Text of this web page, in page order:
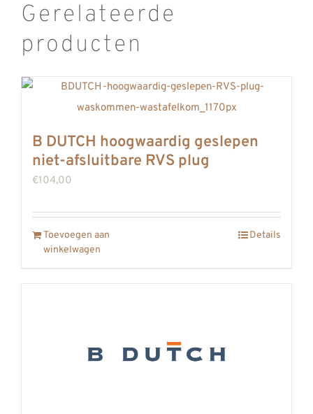
Gerelateerde
producten
B DUTCH hoogwaardig geslepen
niet-afsluitbare RVS plug
€104,00
Toevoegen aan
winkelwagen
Details